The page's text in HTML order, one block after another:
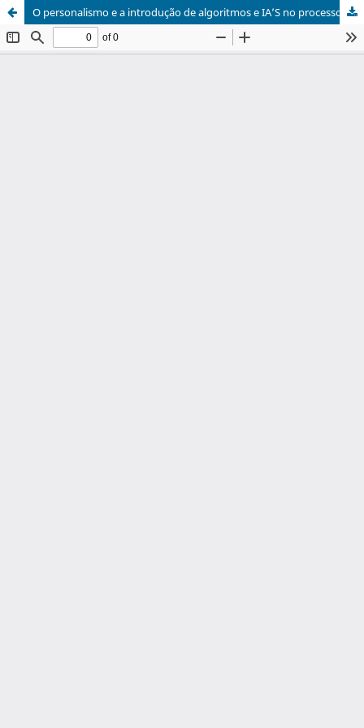
O personalismo e a introdução de algoritmos e IA’S no processo: uma questão de dignidade e justiça na perspectiva filosófica de Padre Vaz